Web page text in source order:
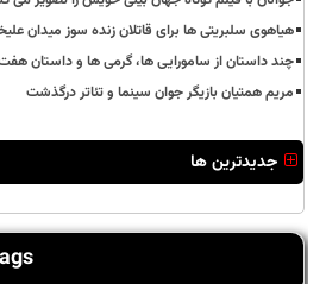
هیاهوی سلبریتی ها برای قاتلان زنده سوز میدان
چند داستان از سامورایی ها، گرمی ها و داستان
مریم همتیان بازیگر جوان سینما و تئاتر درگذشت
جدیدترین ها